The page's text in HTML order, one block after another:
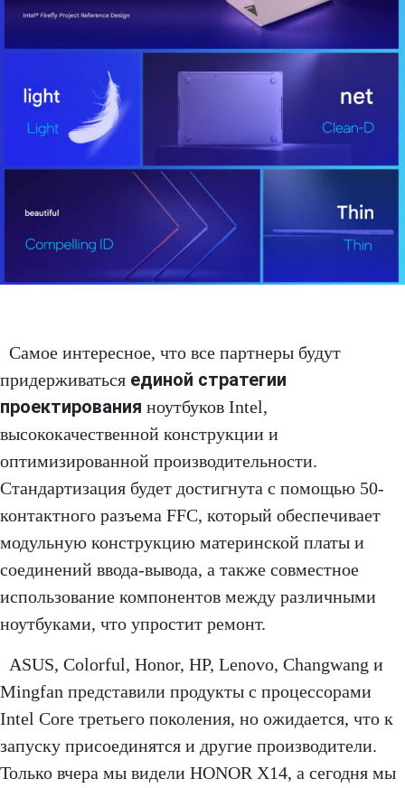
Самое интересное, что все партнеры будут
придерживаться единой стратегии
проектирования ноутбуков Intel,
высококачественной конструкции и
оптимизированной производительности.
Стандартизация будет достигнута с помощью 50-
контактного разъема FFC, который обеспечивает
модульную конструкцию материнской платы и
соединений ввода-вывода, а также совместное
использование компонентов между различными
ноутбуками, что упростит ремонт.
ASUS, Colorful, Honor, HP, Lenovo, Changwang и
Mingfan представили продукты с процессорами
Intel Core третьего поколения, но ожидается, что к
запуску присоединятся и другие производители.
Только вчера мы видели HONOR X14, а сегодня мы